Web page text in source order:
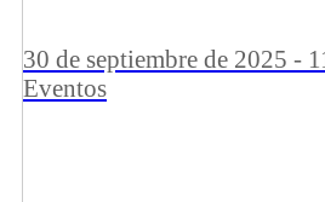
30 de septiembre de 2025 -
Eventos